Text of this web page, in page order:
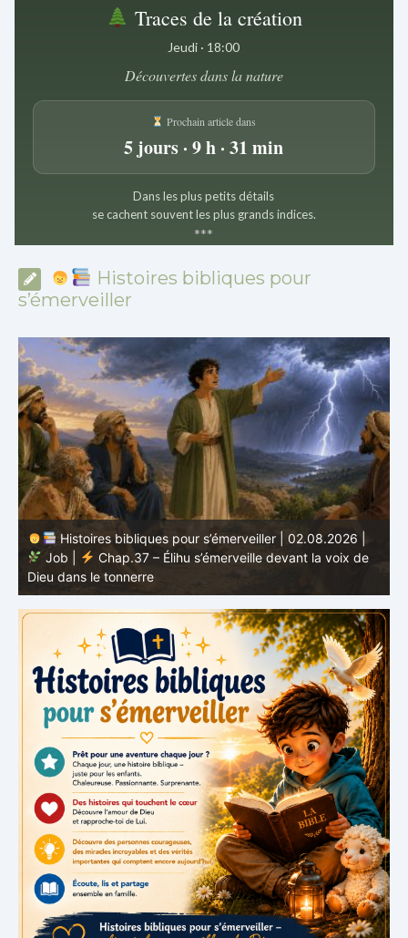
Traces de la création
Jeudi · 18:00
Découvertes dans la nature
Prochain article dans
5 jours · 9 h · 31 min
Dans les plus petits détails
se cachent souvent les plus grands indices.
***
Histoires bibliques pour
s’émerveiller
Histoires bibliques pour s’émerveiller | 01.08.2026 |
Job |
Chap.36 – Élihu continue de parler de la
grandeur de Dieu